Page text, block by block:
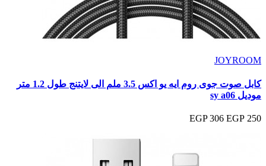
JOYROOM
كابل صوت جوى روم ايه يو اكس 3.5 ملم الى لايتنج طول 1.2 متر
موديل sy a06
250 EGP
306 EGP